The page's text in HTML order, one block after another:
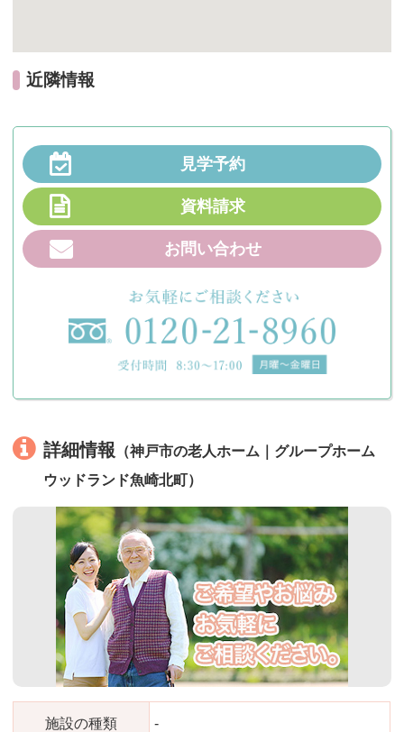
近隣情報
見学予約
資料請求
お問い合わせ
詳細情報 （神戸市の老人ホーム｜グループホーム
ウッドランド魚崎北町）
施設の種類 -